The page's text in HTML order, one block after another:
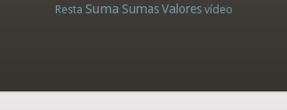
Resta Suma SumasValores vídeo